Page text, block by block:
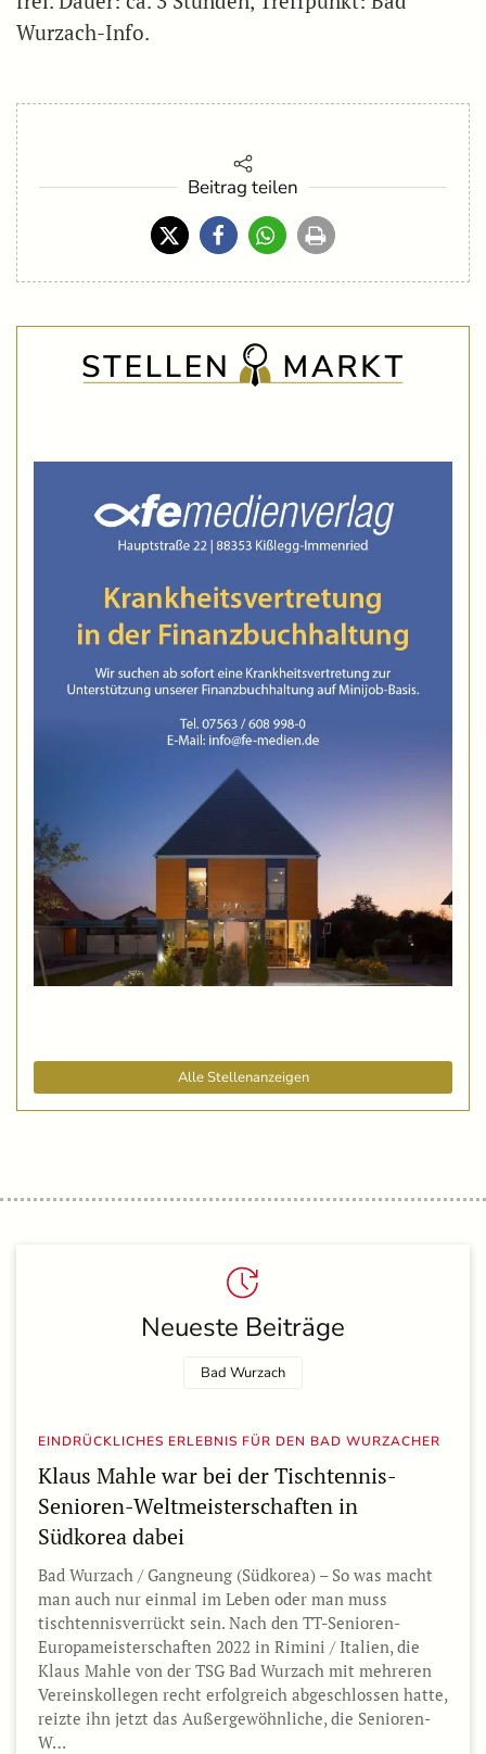
Wurzach-Info.
Beitrag teilen
Alle Stellenanzeigen
Neueste Beiträge
Bad Wurzach
EINDRÜCKLICHES ERLEBNIS FÜR DEN BAD WURZACHER
Klaus Mahle war bei der Tischtennis-
Senioren-Weltmeisterschaften in
Südkorea dabei
Bad Wurzach / Gangneung (Südkorea) – So was macht
man auch nur einmal im Leben oder man muss
tischtennisverrückt sein. Nach den TT-Senioren-
Europameisterschaften 2022 in Rimini / Italien, die
Klaus Mahle von der TSG Bad Wurzach mit mehreren
Vereinskollegen recht erfolgreich abgeschlossen hatte,
reizte ihn jetzt das Außergewöhnliche, die Senioren-
W…